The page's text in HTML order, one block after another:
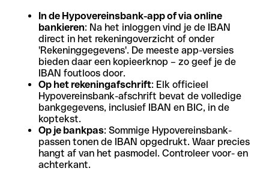
In de Hypovereinsbank-app of via online
bankieren: Na het inloggen vind je de IBAN
direct in het rekeningoverzicht of onder
'Rekeninggegevens'. De meeste app-versies
bieden daar een kopieerknop – zo geef je de
IBAN foutloos door.
Op het rekeningafschrift: Elk officieel
Hypovereinsbank-afschrift bevat de volledige
bankgegevens, inclusief IBAN en BIC, in de
koptekst.
Op je bankpas: Sommige Hypovereinsbank-
passen tonen de IBAN opgedrukt. Waar precies
hangt af van het pasmodel. Controleer voor- en
achterkant.